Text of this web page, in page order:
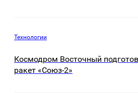
Технологии
Космодром Восточный
ракет «Союз-2»